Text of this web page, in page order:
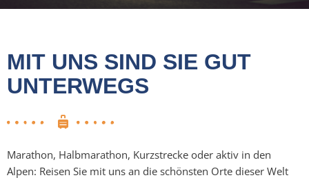
MIT UNS SIND SIE GUT
UNTERWEGS
Marathon, Halbmarathon, Kurzstrecke oder aktiv in den
Alpen: Reisen Sie mit uns an die schönsten Orte dieser Welt